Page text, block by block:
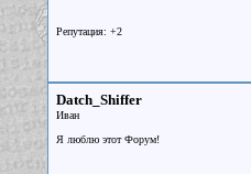
Репутация: +2
Datch_Shiffer
Иван
Я люблю этот Форум!